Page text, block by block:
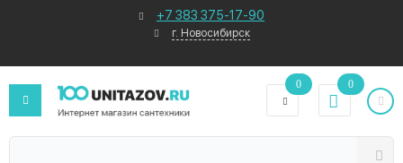
+7 383 375-17-90
г. Новосибирск
0 0